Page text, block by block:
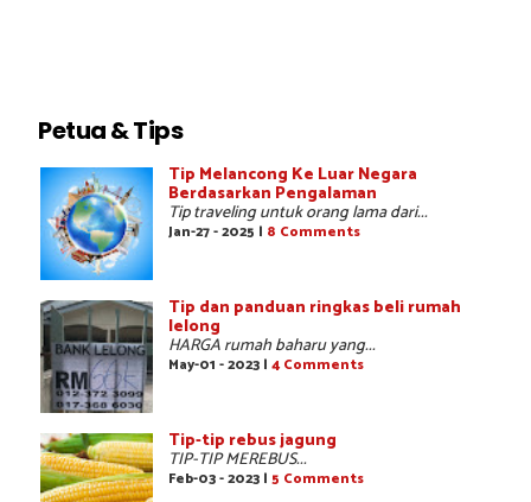
Petua & Tips
Tip Melancong Ke Luar Negara
Berdasarkan Pengalaman
Tip traveling untuk orang lama dari...
Jan-27 - 2025 | 8 Comments
Tip dan panduan ringkas beli rumah
lelong
HARGA rumah baharu yang...
May-01 - 2023 | 4 Comments
Tip-tip rebus jagung
TIP-TIP MEREBUS...
Feb-03 - 2023 | 5 Comments